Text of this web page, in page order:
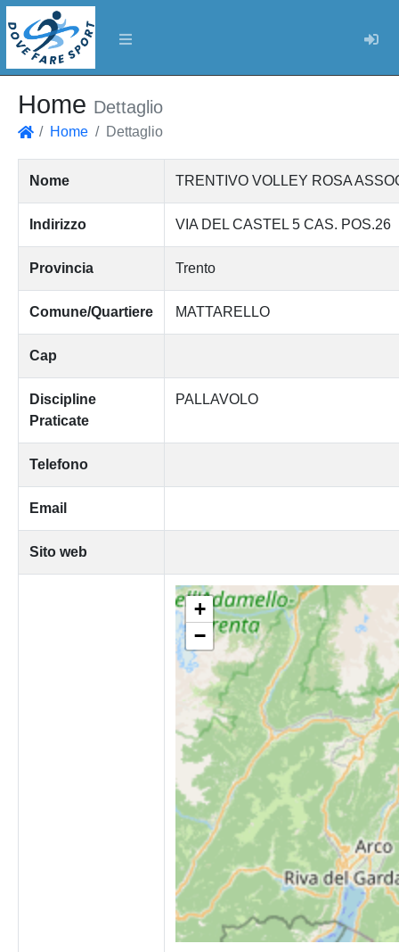
Home Dettaglio
Home Dettaglio
Nome TRENTIVO VOLLEY ROSA
Indirizzo VIA DEL CASTEL 5 CAS. POS.26
Provincia Trento
Comune/Quartiere MATTARELLO
Cap
Discipline
Praticate
PALLAVOLO
Telefono
Email
Sito web
+
−